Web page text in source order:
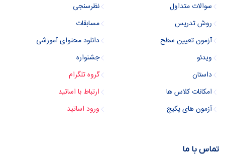
سوالات متداول
روش تدریس
آزمون تعیین سطح
ویدئو
داستان
امکانات کلاس ها
آزمون های پکیج
نظرسنجی
مسابقات
دانلود محتوای آموزشی
جشنواره
گروه تلگرام
ارتباط با اساتید
ورود اساتید
تماس با ما